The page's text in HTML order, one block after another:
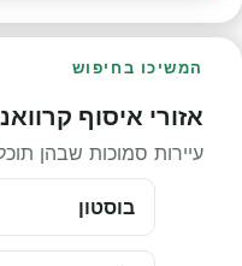
המשיכו בחיפוש
אזורי איסוף
עיירות סמוכות שבהן
בוסטון